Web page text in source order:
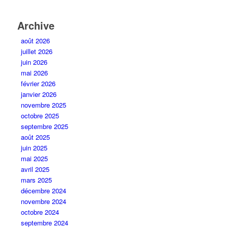
Archive
août 2026
juillet 2026
juin 2026
mai 2026
février 2026
janvier 2026
novembre 2025
octobre 2025
septembre 2025
août 2025
juin 2025
mai 2025
avril 2025
mars 2025
décembre 2024
novembre 2024
octobre 2024
septembre 2024